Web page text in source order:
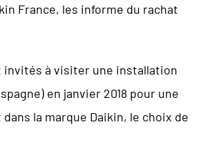
France, les informe du rachat
invités à visiter une installation
en janvier 2018 pour une
la marque Daikin, le choix de